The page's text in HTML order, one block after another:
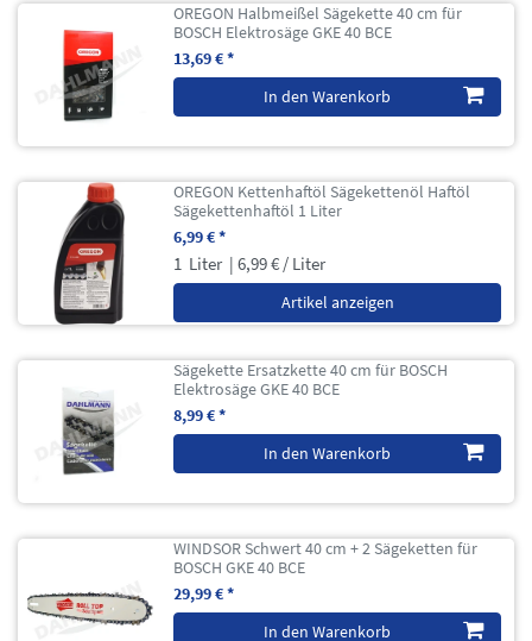
OREGON Halbmeißel Sägekette 40 cm für
BOSCH Elektrosäge GKE 40 BCE
13,69 € *
In den Warenkorb
OREGON Kettenhaftöl Sägekettenöl Haftöl
Sägekettenhaftöl 1 Liter
6,99 € *
1 Liter | 6,99 € / Liter
Artikel anzeigen
Sägekette Ersatzkette 40 cm für BOSCH
Elektrosäge GKE 40 BCE
8,99 € *
In den Warenkorb
WINDSOR Schwert 40 cm + 2 Sägeketten für
BOSCH GKE 40 BCE
29,99 € *
In den Warenkorb